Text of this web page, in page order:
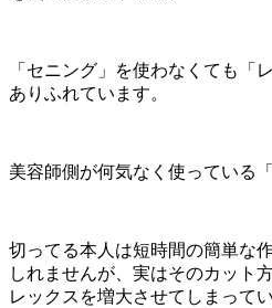
「セニング」を使わなくても「
ありふれています。
美容師側が何気なく使っている
切ってる本人は短時間の簡単な
しれませんが、実はそのカット
レックスを増大させてしまって